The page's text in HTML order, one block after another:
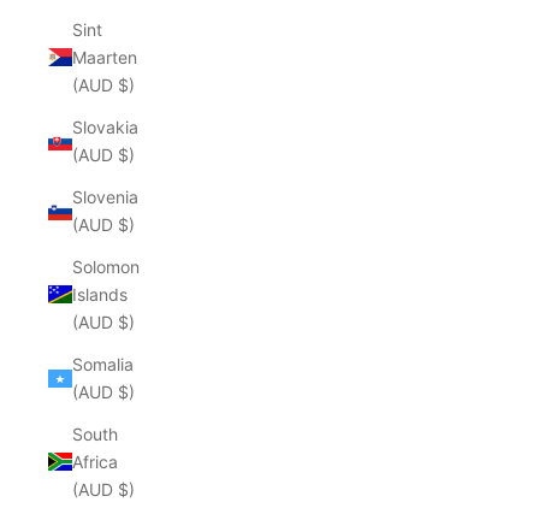
Sint
Maarten
(AUD $)
Slovakia
(AUD $)
Slovenia
(AUD $)
Solomon
Islands
(AUD $)
Somalia
(AUD $)
South
Africa
(AUD $)